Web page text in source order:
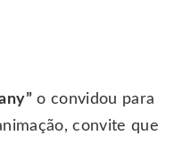
o convidou para
convite que